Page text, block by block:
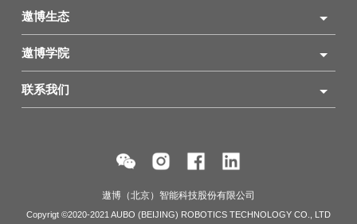
遨博生态
遨博学院
联系我们
遨博（北京）智能科技股份有限公司
Copyrigt ©2020-2021 AUBO (BEIJING) ROBOTICS TECHNOLOGY CO., LTD